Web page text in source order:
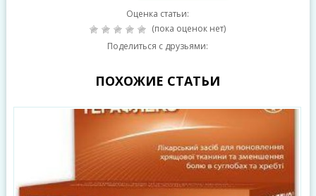
Оценка статьи:
(пока оценок нет)
Поделиться с друзьями:
ПОХОЖИЕ СТАТЬИ